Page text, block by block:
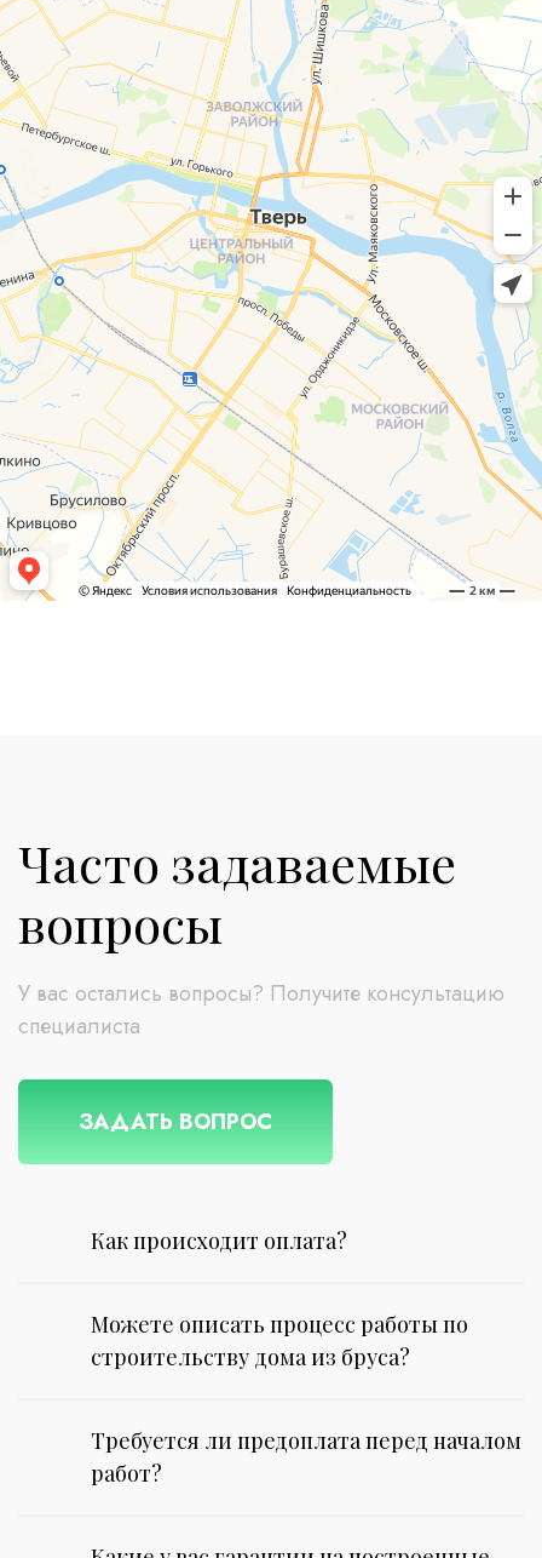
Часто задаваемые
вопросы
У вас остались вопросы? Получите консультацию
специалиста
ЗАДАТЬ ВОПРОС
Как происходит оплата?
Можете описать процесс работы по
строительству дома из бруса?
Требуется ли предоплата перед началом
работ?